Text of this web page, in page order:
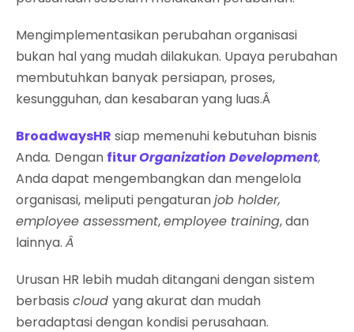
Mengimplementasikan perubahan organisasi
bukan hal yang mudah dilakukan. Upaya perubahan
membutuhkan banyak persiapan, proses,
kesungguhan, dan kesabaran yang luas.Â
BroadwaysHR siap memenuhi kebutuhan bisnis
Anda. Dengan fiturOrganization Development,
Anda dapat mengembangkan dan mengelola
organisasi, meliputi pengaturanjob holder,
employee assessment,employee training, dan
lainnya. Â
Urusan HR lebih mudah ditangani dengan sistem
berbasis cloud yang akurat dan mudah
beradaptasi dengan kondisi perusahaan.